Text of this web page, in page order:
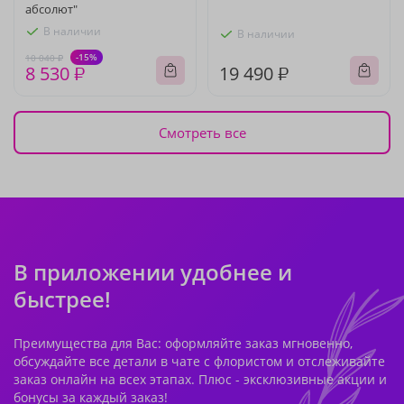
абсолют"
В наличии
10 040 ₽ -15%
8 530 ₽
В наличии
19 490 ₽
Смотреть все
В приложении удобнее и
быстрее!
Преимущества для Вас: оформляйте заказ мгновенно,
обсуждайте все детали в чате с флористом и отслеживайте
заказ онлайн на всех этапах. Плюс - эксклюзивные акции и
бонусы за каждый заказ!